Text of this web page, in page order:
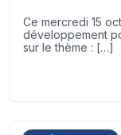
Ce mercredi 15
développement
sur le thème : […]